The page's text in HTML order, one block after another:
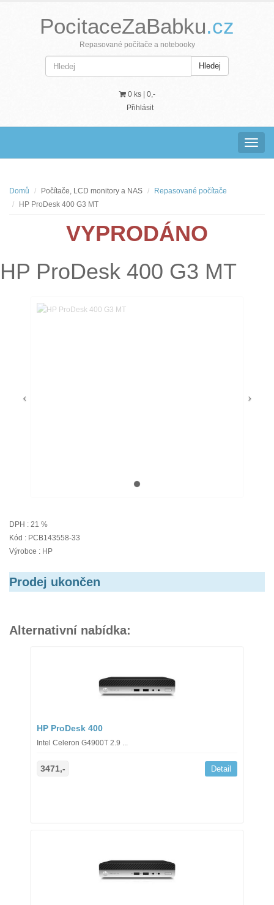
PocitaceZaBabku.cz
Repasované počítače a notebooky
Hledej
0 ks | 0,-
Přihlásit
Domů Počítače, LCD monitory a NAS
Repasované počítače
HP ProDesk 400 G3 MT
VYPRODÁNO
HP ProDesk 400 G3 MT
DPH : 21 %
Kód : PCB143558-33
Výrobce : HP
Prodej ukončen
Alternativní nabídka:
HP ProDesk 400
Intel Celeron G4900T 2.9 ...
3471,- Detail